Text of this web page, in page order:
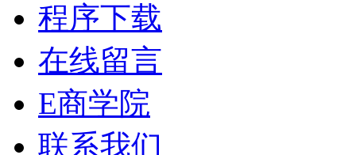
程序下载
在线留言
E商学院
联系我们